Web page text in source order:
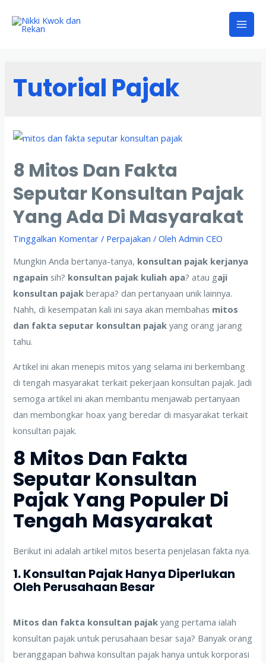
Tutorial Pajak
8 Mitos Dan Fakta
Seputar Konsultan Pajak
Yang Ada Di Masyarakat
Tinggalkan Komentar / Perpajakan / OlehAdmin CEO
Mungkin Anda bertanya-tanya, konsultan pajak kerjanya
ngapain sih? konsultan pajak kuliah apa? atau gaji
konsultan pajak berapa? dan pertanyaan unik lainnya.
Nahh, di kesempatan kali ini saya akan membahas mitos
dan fakta seputar konsultan pajak yang orang jarang
tahu.
Artikel ini akan menepis mitos yang selama ini berkembang
di tengah masyarakat terkait pekerjaan konsultan pajak. Jadi
semoga artikel ini akan membantu menjawab pertanyaan
dan membongkar hoax yang beredar di masyarakat terkait
konsultan pajak.
8 Mitos Dan Fakta
Seputar Konsultan
Pajak Yang Populer Di
Tengah Masyarakat
Berikut ini adalah artikel mitos beserta penjelasan fakta nya.
1. Konsultan Pajak Hanya Diperlukan
Oleh Perusahaan Besar
Mitos dan fakta konsultan pajak yang pertama ialah
konsultan pajak untuk perusahaan besar saja? Banyak orang
beranggapan bahwa konsultan pajak hanya untuk korporasi